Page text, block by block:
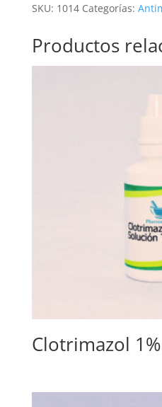
SKU: 1014 Categorías:
Productos
Clotrimazol 1%